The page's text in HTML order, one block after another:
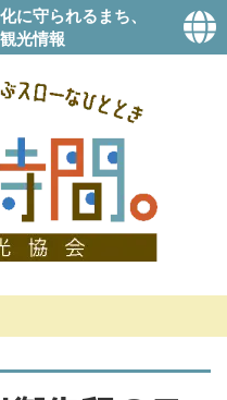
に守られるまち、
光情報